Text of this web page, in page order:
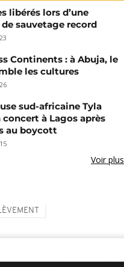
libérés lors d’une
sauvetage record
Continents : à Abuja, le
les cultures
sud-africaine Tyla
à Lagos après
au boycott
Voir plus